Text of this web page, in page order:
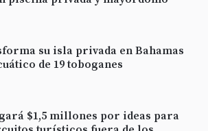
su isla privada en Bahamas
de 19 toboganes
$1,5 millones por ideas para